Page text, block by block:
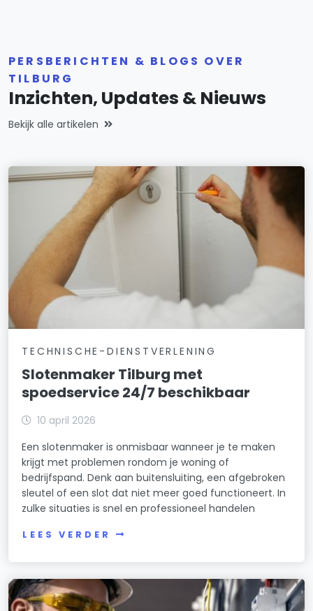
PERSBERICHTEN & BLOGS OVER
TILBURG
Inzichten, Updates & Nieuws
Bekijk alle artikelen
TECHNISCHE-DIENSTVERLENING
Slotenmaker Tilburg met
spoedservice 24/7 beschikbaar
10 april 2026
Een slotenmaker is onmisbaar wanneer je te maken
krijgt met problemen rondom je woning of
bedrijfspand. Denk aan buitensluiting, een afgebroken
sleutel of een slot dat niet meer goed functioneert. In
zulke situaties is snel en professioneel handelen
LEES VERDER